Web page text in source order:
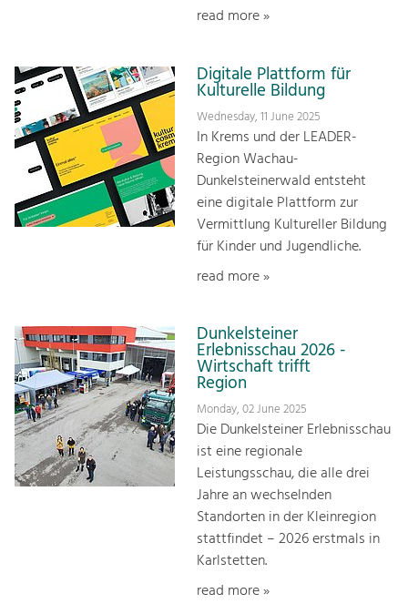
read more »
Digitale Plattform für
Kulturelle Bildung
Wednesday, 11 June 2025
In Krems und der LEADER-
Region Wachau-
Dunkelsteinerwald entsteht
eine digitale Plattform zur
Vermittlung Kultureller Bildung
für Kinder und Jugendliche.
read more »
Dunkelsteiner
Erlebnisschau 2026 -
Wirtschaft trifft
Region
Monday, 02 June 2025
Die Dunkelsteiner Erlebnisschau
ist eine regionale
Leistungsschau, die alle drei
Jahre an wechselnden
Standorten in der Kleinregion
stattfindet – 2026 erstmals in
Karlstetten.
read more »